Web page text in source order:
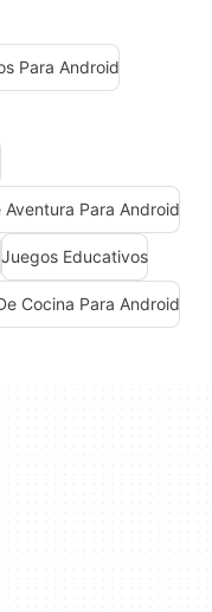
Para Android
Aventura Para Android
Juegos Educativos
Cocina Para Android